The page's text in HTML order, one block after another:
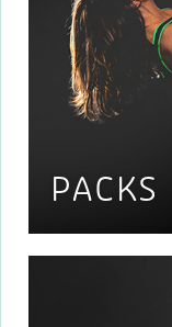
PACKS